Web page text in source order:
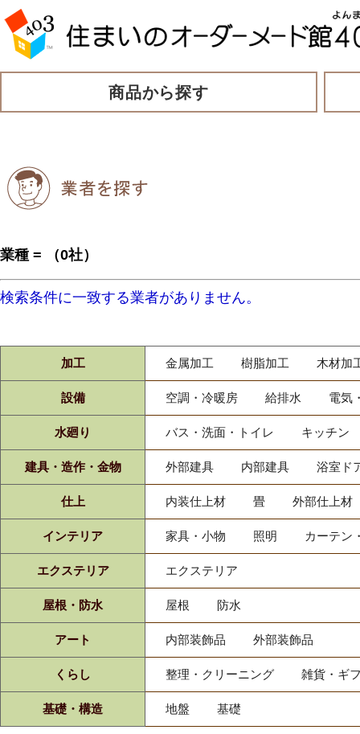
商品から探す
業種 = （0社）
検索条件に一致する業者がありません。
加工 金属加工 樹脂加工 木材加
設備 空調・冷暖房 給排水 電気
水廻り バス・洗面・トイレ キッチン
建具・造作・金物 外部建具 内部建具 浴室ド
仕上 内装仕上材 畳 外部仕上材
インテリア 家具・小物 照明 カーテン
エクステリア エクステリア
屋根・防水 屋根 防水
アート 内部装飾品 外部装飾品
くらし 整理・クリーニング 雑貨・ギ
基礎・構造 地盤 基礎